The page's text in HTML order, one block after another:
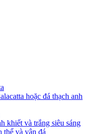
hoặc đá thạch anh
khiết và trắng siêu sáng
thể và vân đá